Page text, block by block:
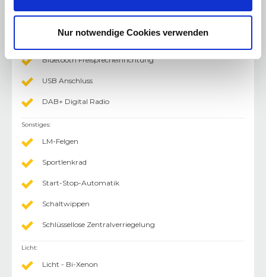
Nur notwendige Cookies verwenden
Navigationssystem
Bluetooth Freisprecheinrichtung
USB Anschluss
DAB+ Digital Radio
Sonstiges:
LM-Felgen
Sportlenkrad
Start-Stop-Automatik
Schaltwippen
Schlüssellose Zentralverriegelung
Licht:
Licht - Bi-Xenon